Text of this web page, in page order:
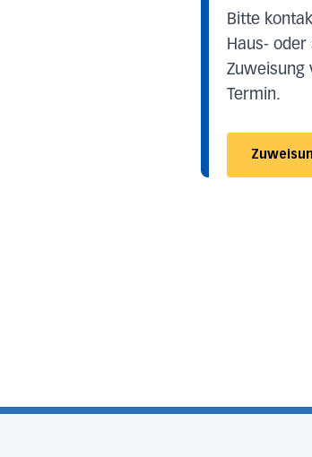
Bitte
Haus-
Zuweisung
Termin.